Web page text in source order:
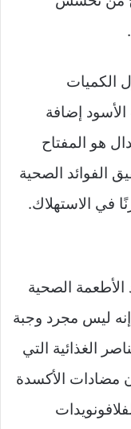
الكميات
الأسود إضافة
هو المفتاح
الفوائد الصحية
في الاستهلاك.
الأطعمة الصحية
إنه ليس مجرد وجبة
الغذائية التي
مضادات الأكسدة